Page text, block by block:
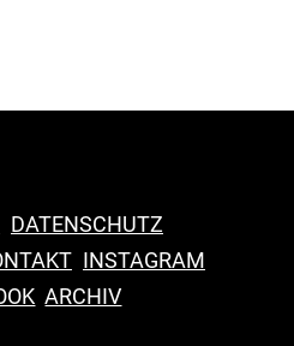
DATENSCHUTZ
INSTAGRAM
ARCHIV